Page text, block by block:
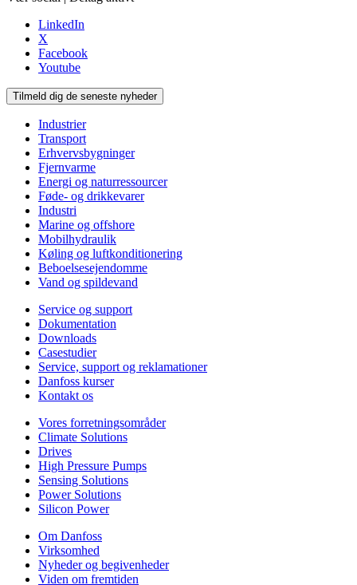
LinkedIn
X
Facebook
Youtube
Tilmeld dig de seneste nyheder
Industrier
Transport
Erhvervsbygninger
Fjernvarme
Energi og naturressourcer
Føde- og drikkevarer
Industri
Marine og offshore
Mobilhydraulik
Køling og luftkonditionering
Beboelsesejendomme
Vand og spildevand
Service og support
Dokumentation
Downloads
Casestudier
Service, support og reklamationer
Danfoss kurser
Kontakt os
Vores forretningsområder
Climate Solutions
Drives
High Pressure Pumps
Sensing Solutions
Power Solutions
Silicon Power
Om Danfoss
Virksomhed
Nyheder og begivenheder
Viden om fremtiden